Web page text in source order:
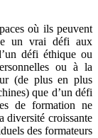
où ils peuvent
un vrai défi aux
défi éthique ou
ou à la
(de plus en plus
que d’un défi
de formation ne
diversité croissante
des formateurs